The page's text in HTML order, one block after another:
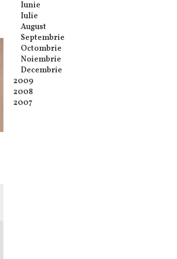
Iunie
Iulie
August
Septembrie
Octombrie
Noiembrie
Decembrie
2009
2008
2007